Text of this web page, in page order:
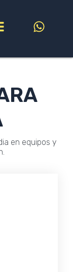
en equipos y